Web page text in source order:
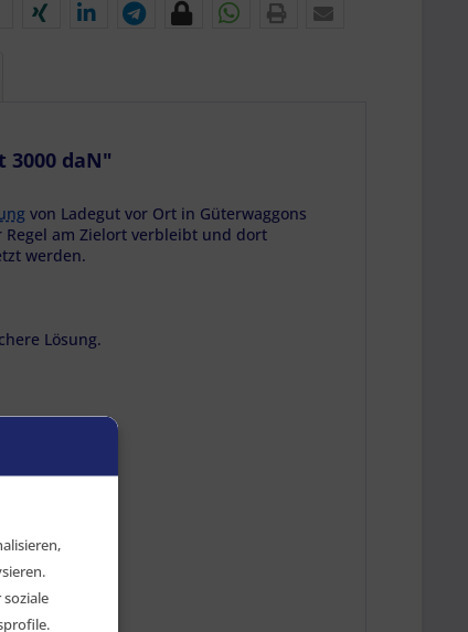
daN"
von Ladegut vor Ort in Güterwaggons
am Zielort verbleibt und dort
werden.
Lösung.